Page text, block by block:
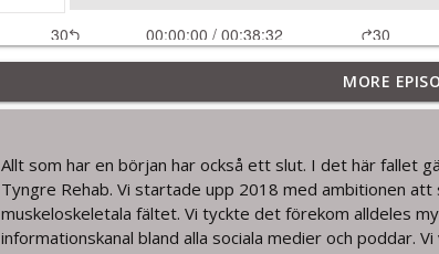
Tyngre Rehab
179. Paul Ackermann om senor, tendinopatier och
Tyngre Rehab
MORE
Allt som har en början har också ett slut. I det här fallet
Tyngre Rehab. Vi startade upp 2018 med ambitionen
muskeloskeletala fältet. Vi tyckte det förekom alldeles
informationskanal bland alla sociala medier och poddar.